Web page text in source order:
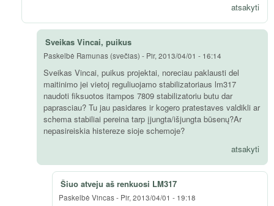
atsakyti
Sveikas Vincai, puikus
Paskelbė Ramunas (svečias) - Pir, 2013/04/01 - 16:14
Sveikas Vincai, puikus projektai, noreciau paklausti del
maitinimo jei vietoj reguliuojamo stabilizatoriaus lm317
naudoti fiksuotos itampos 7809 stabilizatoriu butu dar
paprasciau? Tu jau pasidares ir kogero pratestaves valdikli ar
schema stabiliai pereina tarp įjungta/išjungta būsenų?Ar
nepasireiskia histereze sioje schemoje?
atsakyti
Šiuo atveju aš renkuosi LM317
Paskelbė Vincas- Pir, 2013/04/01 - 19:18